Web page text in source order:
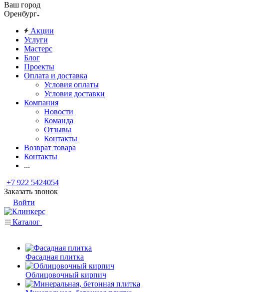
Ваш город
Оренбург
Акции
Услуги
Мастерс
Блог
Проекты
Оплата и доставка
Условия оплаты
Условия доставки
Компания
Новости
Команда
Отзывы
Контакты
Возврат товара
Контакты
...
+7 922 5424054
Заказать звонок
Войти
Каталог
Фасадная плитка
Облицовочный кирпич